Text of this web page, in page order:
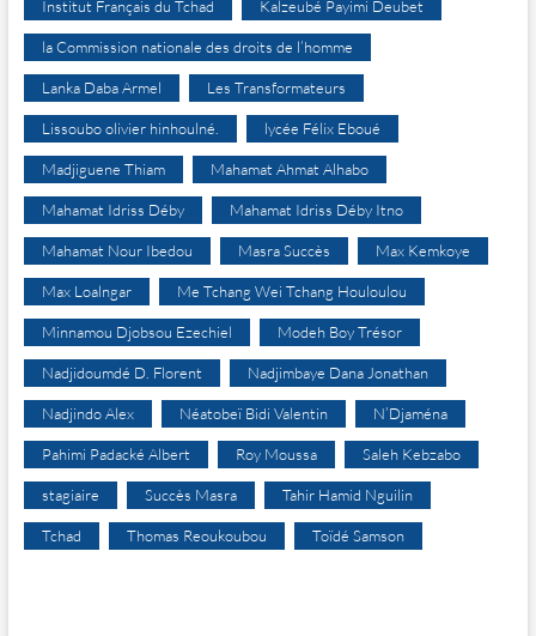
Institut Français du Tchad Kalzeubé Payimi Deubet
la Commission nationale des droits de l’homme
Lanka Daba Armel Les Transformateurs
Lissoubo olivier hinhoulné. lycée Félix Eboué
Madjiguene Thiam Mahamat Ahmat Alhabo
Mahamat Idriss Déby Mahamat Idriss Déby Itno
Mahamat Nour Ibedou Masra Succès Max Kemkoye
Max Loalngar Me Tchang Wei Tchang Houloulou
Minnamou Djobsou Ezechiel Modeh Boy Trésor
Nadjidoumdé D. Florent Nadjimbaye Dana Jonathan
Nadjindo Alex Néatobeï Bidi Valentin N’Djaména
Pahimi Padacké Albert Roy Moussa Saleh Kebzabo
stagiaire Succès Masra Tahir Hamid Nguilin
Tchad Thomas Reoukoubou Toïdé Samson